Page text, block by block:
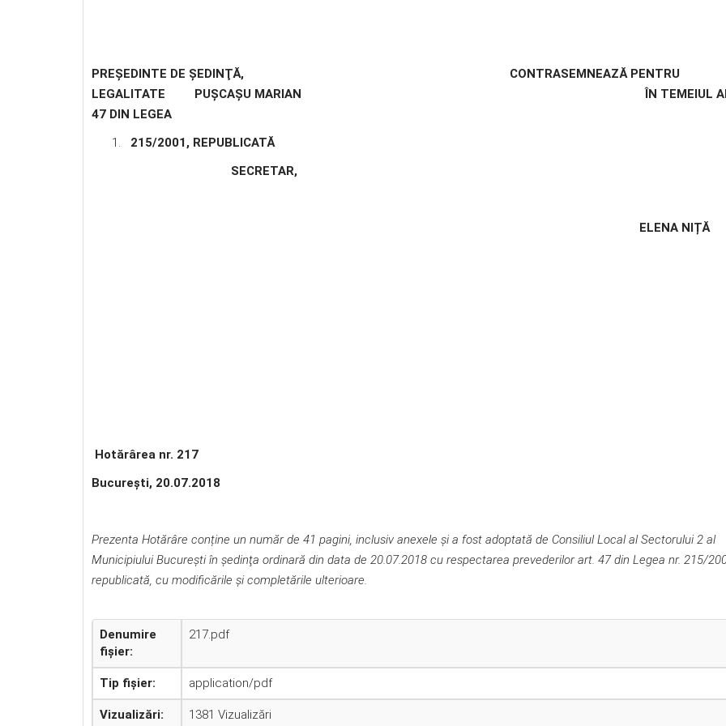
PREŞEDINTE DE ŞEDINŢĂ, CONTRASEMNEAZĂ PENTRU
LEGALITATE PUȘCAȘU MARIAN ÎN TEMEIUL
47 DIN LEGEA
215/2001, REPUBLICATĂ
SECRETAR,
ELENA NIȚĂ
Hotărârea nr. 217
Bucureşti, 20.07.2018
Prezenta Hotărâre conține un număr de 41 pagini, inclusiv anexele și a fost adoptată de Consiliul Local al Sectorului 2 al
Municipiului Bucureşti în şedinţa ordinară din data de 20.07.2018 cu respectarea prevederilor art. 47 din Legea nr. 215/
republicată, cu modificările şi completările ulterioare.
Denumire
fișier:
217.pdf
Tip fișier: application/pdf
Vizualizări: 1381 Vizualizări